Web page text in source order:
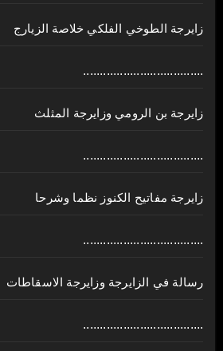
زايرجة الطوخي الفلكي خلاصة الزيارج
....................................
زايرجة بن الرومي وزايرجة المثلث
....................................
زايرجة مفاتيح الكنوز نظما وشرحا
....................................
رسالة في الزايرجة وزايرجة الاسقاطات
....................................